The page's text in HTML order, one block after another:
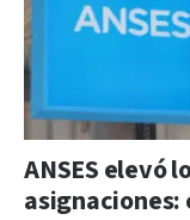
ANSES elevó
asignaciones: